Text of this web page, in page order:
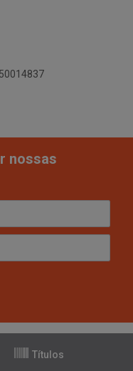
nossas
Títulos